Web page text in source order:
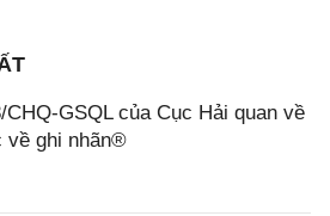
CHQ-GSQL của Cục Hải quan về
về ghi nhãn®